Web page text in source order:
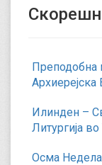
Преподобна
Илинден –
Литургија
Осма